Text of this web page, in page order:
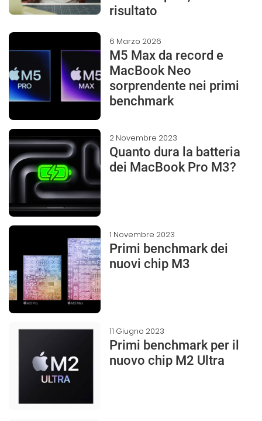
risultato
6 Marzo 2026
M5 Max da record e
MacBook Neo
sorprendente nei primi
benchmark
2 Novembre 2023
Quanto dura la batteria
dei MacBook Pro M3?
1 Novembre 2023
Primi benchmark dei
nuovi chip M3
11 Giugno 2023
Primi benchmark per il
nuovo chip M2 Ultra